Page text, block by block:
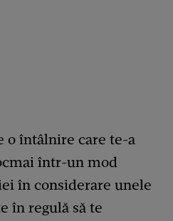
o întâlnire care te-a
într-un mod
în considerare unele
în regulă să te